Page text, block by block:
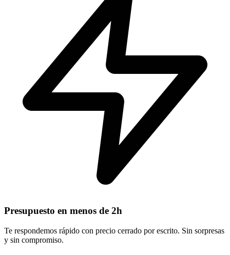
Presupuesto en menos de 2h
Te respondemos rápido con precio cerrado por escrito. Sin sorpresas
y sin compromiso.